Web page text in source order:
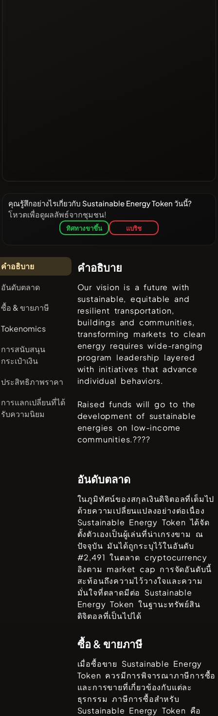
คุณรู้สึกอย่างไรเกี่ยวกับ Sustainable Energy Token วันนี้?
โหวตเพื่อดูผลลัพธ์จากชุมชน!
ทิศทางขาขึ้น แบริช
คำอธิบาย
อันดับตลาด
ซื้อ & ขายภาษี
Tokenomics
การสนับสนุน
กระเป๋าเงิน
ประสิทธิภาพราคา
การแลกเปลี่ยนที่ได้
รับความนิยม
คำอธิบาย
Our vision is a future with
sustainable, equitable and
resilient transportation,
buildings and communities,
transforming markets to clean
energy requires wide-ranging
program leadership layered
with initiatives that advance
individual behaviors.
Raised funds will go to the
development of sustainable
energies on low-income
communities.????
อันดับตลาด
ในภูมิทัศน์ของสกุลเงินดิจิตอลที่เต็มไป
ด้วยความเปลี่ยนแปลงอย่างต่อเนื่อง
Sustainable Energy Token ได้จัด
ตั้งตัวเองเป็นผู้เล่นที่น่าเกรงขาม ณ
ปัจจุบัน มันได้ถูกระบุไว้ในอันดับ
#2,491 ในตลาด cryptocurrency
อิงตาม market cap การจัดอันดับนี้
สะท้อนถึงความไว้วางใจและความ
มั่นใจที่ตลาดมีต่อ Sustainable
Energy Token ในฐานะทรัพย์สิน
ดิจิตอลที่เป็นไปได้
ซื้อ & ขายภาษี
เมื่อซื้อขาย Sustainable Energy
Token ควรมีการพิจารณาภาษีการซื้อ
และการขายที่เกี่ยวข้องกับแต่ละ
ธุรกรรม ภาษีการซื้อสำหรับ
Sustainable Energy Token คือ